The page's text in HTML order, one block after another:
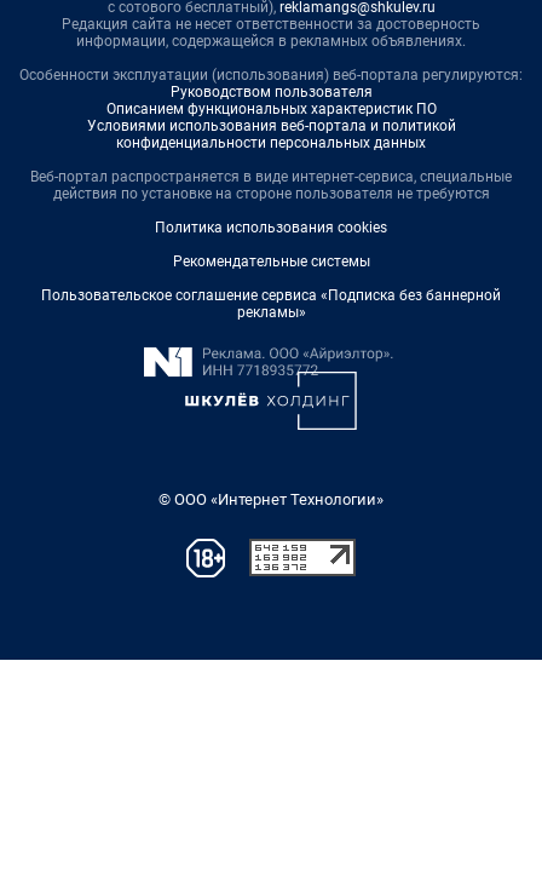
с сотового бесплатный), reklamangs@shkulev.ru
Редакция сайта не несет ответственности за достоверность
информации, содержащейся в рекламных объявлениях.
Особенности эксплуатации (использования) веб-портала регулируются:
Руководством пользователя
Описанием функциональных характеристик ПО
Условиями использования веб-портала и политикой
конфиденциальности персональных данных
Веб-портал распространяется в виде интернет-сервиса, специальные
действия по установке на стороне пользователя не требуются
Политика использования cookies
Рекомендательные системы
Пользовательское соглашение сервиса «Подписка без баннерной
рекламы»
© ООО «Интернет Технологии»